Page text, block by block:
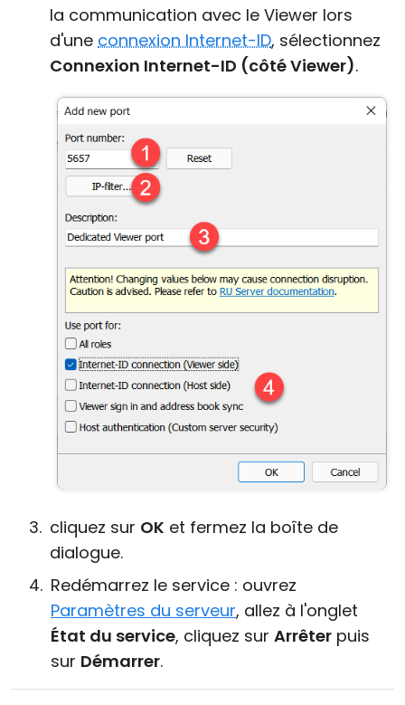
la communication avec le Viewer lors
d'une connexion Internet-ID, sélectionnez
Connexion Internet-ID (côté Viewer).
cliquez sur OK et fermez la boîte de
dialogue.
Redémarrez le service : ouvrez
Paramètres du serveur, allez à l'onglet
État du service, cliquez sur Arrêter puis
sur Démarrer.